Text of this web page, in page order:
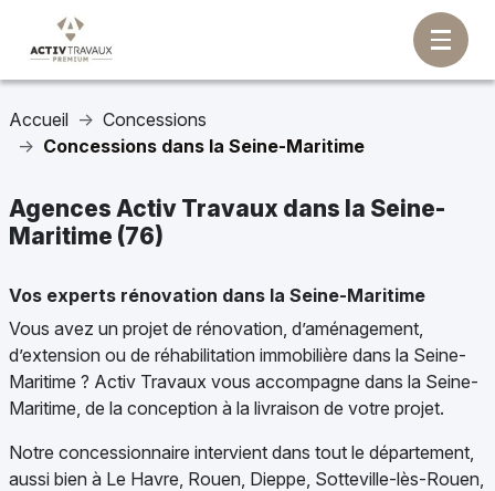
Accueil
Concessions
Concessions dans la Seine-Maritime
Agences Activ Travaux dans la Seine-
Maritime (76)
Vos experts rénovation dans la Seine-Maritime
Vous avez un projet de rénovation, d’aménagement,
d’extension ou de réhabilitation immobilière dans la Seine-
Maritime ? Activ Travaux vous accompagne dans la Seine-
Maritime, de la conception à la livraison de votre projet.
Notre concessionnaire intervient dans tout le département,
aussi bien à Le Havre, Rouen, Dieppe, Sotteville-lès-Rouen,